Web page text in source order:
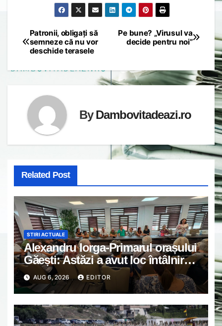
Post
navigation
Pe bune? „Virusul va
decide pentru noi”
Patronii, obligați să
semneze că nu vor
deschide terasele
ByDambovitadeazi.ro
Related Post
STIRI ACTUALE
Alexandru Iorga-Primarul orașului
Găești: Astăzi a avut loc întâlnirea
de lucru cu reprezentanții
asociațiilor de proprietari din
Găești.
AUG 6, 2026 EDITOR